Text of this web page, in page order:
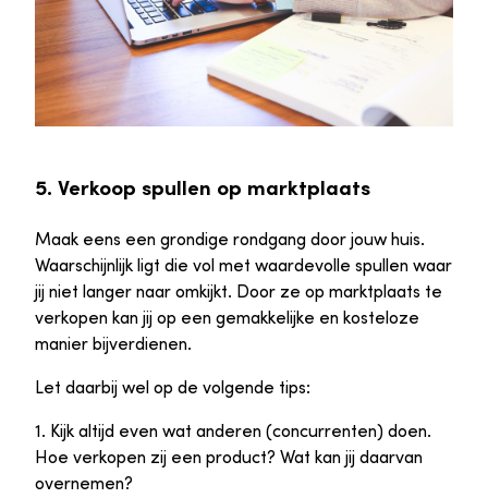
5. Verkoop spullen op marktplaats
Maak eens een grondige rondgang door jouw huis.
Waarschijnlijk ligt die vol met waardevolle spullen waar
jij niet langer naar omkijkt. Door ze op marktplaats te
verkopen kan jij op een gemakkelijke en kosteloze
manier bijverdienen.
Let daarbij wel op de volgende tips:
1. Kijk altijd even wat anderen (concurrenten) doen.
Hoe verkopen zij een product? Wat kan jij daarvan
overnemen?